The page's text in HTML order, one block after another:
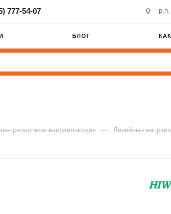
777-54-07
БЛОГ
рельсовые направляющие — Линейные